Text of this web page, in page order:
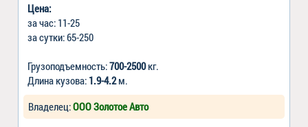
Цена:
за час: 11-25
за сутки: 65-250
Грузоподъемность:700-2500кг.
Длина кузова: 1.9-4.2м.
Владелец:ООО Золотое Авто